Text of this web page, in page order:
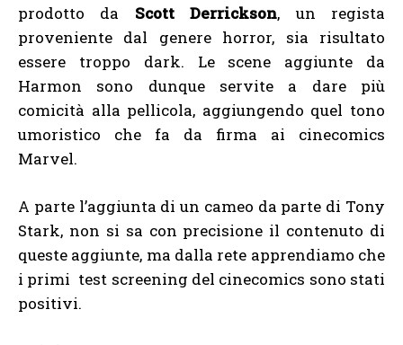
prodotto da Scott Derrickson, un regista
proveniente dal genere horror, sia risultato
essere troppo dark. Le scene aggiunte da
Harmon sono dunque servite a dare più
comicità alla pellicola, aggiungendo quel tono
umoristico che fa da firma ai cinecomics
Marvel.
A parte l’aggiunta di un cameo da parte di Tony
Stark, non si sa con precisione il contenuto di
queste aggiunte, ma dalla rete apprendiamo che
i primi test screening del cinecomics sono stati
positivi.